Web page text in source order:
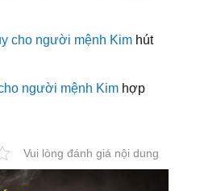
cho người mệnh Kimhút
người mệnh Kimhợp
Vui lòng đánh giá nội dung